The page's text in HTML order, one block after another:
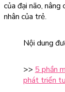
của đại não,
nhân của trẻ.
Nội dung
>> 5 phần
phát triển